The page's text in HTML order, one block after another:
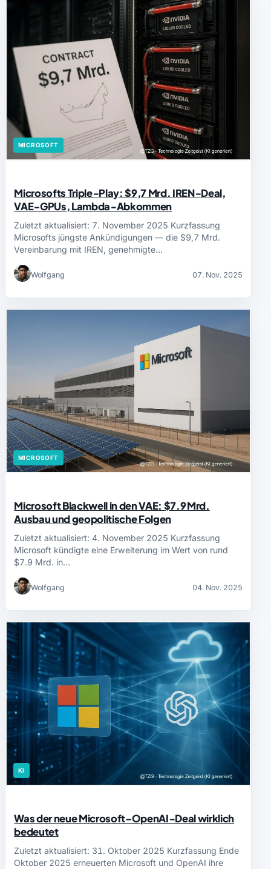
MICROSOFT
Microsofts Triple‑Play: $9,7 Mrd. IREN‑Deal,
VAE‑GPUs, Lambda‑Abkommen
Zuletzt aktualisiert: 7. November 2025 Kurzfassung
Microsofts jüngste Ankündigungen — die $9,7 Mrd.
Vereinbarung mit IREN, genehmigte…
Wolfgang 07. Nov. 2025
MICROSOFT
Microsoft Blackwell in den VAE: $7.9 Mrd.
Ausbau und geopolitische Folgen
Zuletzt aktualisiert: 4. November 2025 Kurzfassung
Microsoft kündigte eine Erweiterung im Wert von rund
$7.9 Mrd. in…
Wolfgang 04. Nov. 2025
KI
Was der neue Microsoft–OpenAI‑Deal wirklich
bedeutet
Zuletzt aktualisiert: 31. Oktober 2025 Kurzfassung Ende
Oktober 2025 erneuerten Microsoft und OpenAI ihre